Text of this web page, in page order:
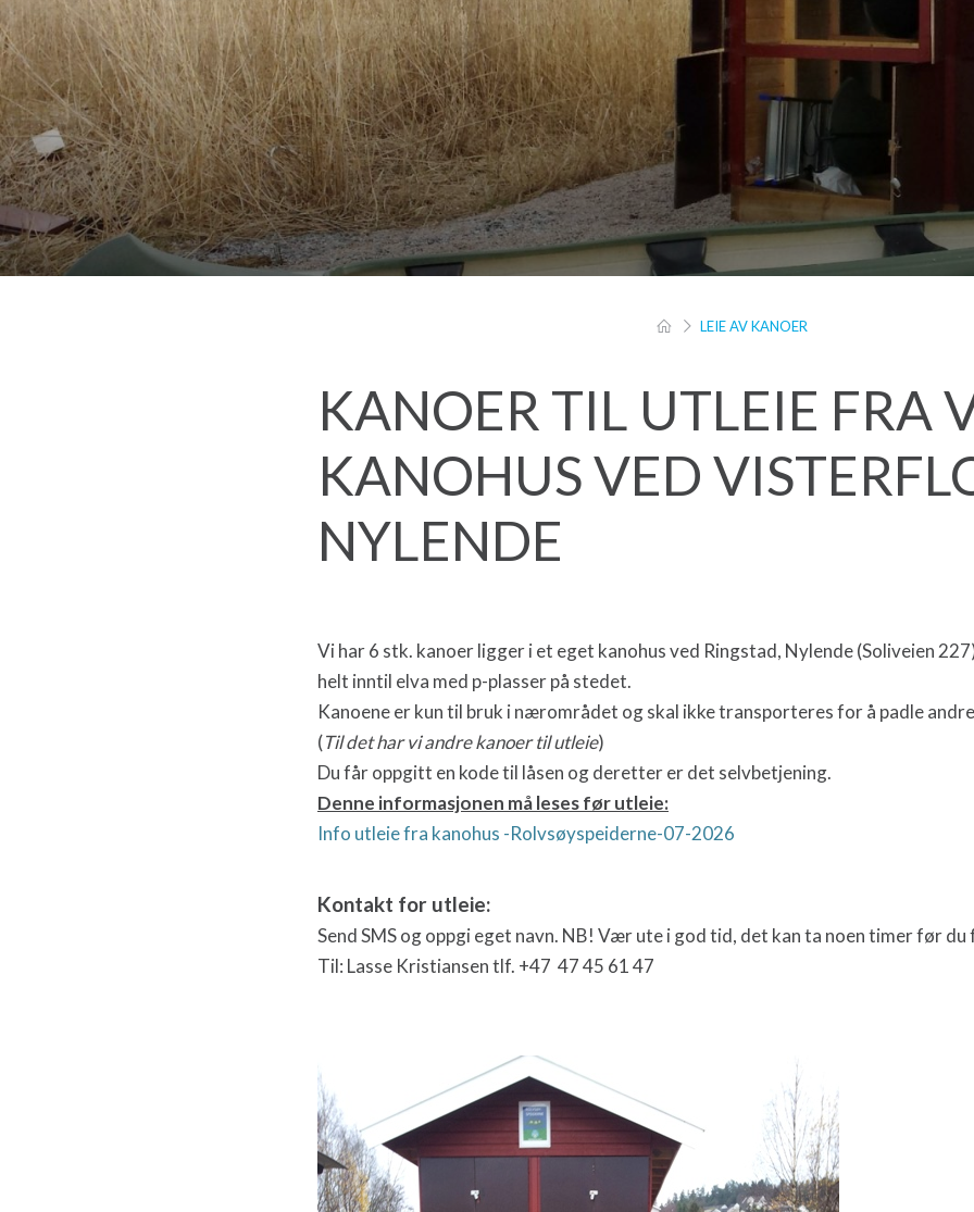
LEIE AV KANOER
KANOER TIL UTLEIE FRA
KANOHUS VED
NYLENDE
Vi har 6 stk. kanoer ligger i et eget kanohus ved Ringstad, Nylende (Soliveien
helt inntil elva med p-plasser på stedet.
Kanoene er kun til bruk i nærområdet og skal ikke transporteres for å padle
(Til det har vi andre kanoer til utleie)
Du får oppgitt en kode til låsen og deretter er det selvbetjening.
Denne informasjonen må leses før utleie:
Info utleie fra kanohus -Rolvsøyspeiderne-07-2026
Kontakt for utleie:
Send SMS og oppgi eget navn. NB! Vær ute i god tid, det kan ta noen timer før du
Til: Lasse Kristiansen tlf. +47 47 45 61 47